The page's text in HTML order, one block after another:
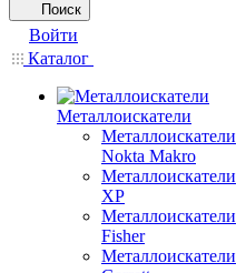
Поиск
Войти
Каталог
Металлоискатели
Металлоискатели
Nokta Makro
Металлоискатели
XP
Металлоискатели
Fisher
Металлоискатели